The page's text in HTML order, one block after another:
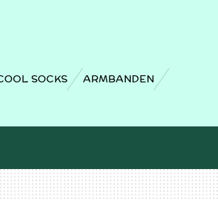
SOCKS
ARMBANDEN